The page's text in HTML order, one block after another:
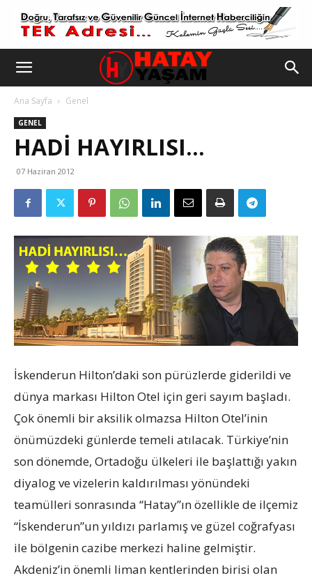
Ana Sayfa Genel
GENEL
HADI HAYIRLISI…
07 Haziran 2012
İskenderun Hilton’daki son pürüzlerde giderildi ve
dünya markası Hilton Otel için geri sayım başladı.
Çok önemli bir aksilik olmazsa Hilton Otel’inin
önümüzdeki günlerde temeli atılacak. Türkiye’nin
son dönemde, Ortadoğu ülkeleri ile başlattığı yakın
diyalog ve vizelerin kaldırılması yönündeki
teamülleri sonrasında “Hatay”ın özellikle de ilçemiz
“İskenderun”un yıldızı parlamış ve güzel coğrafyası
ile bölgenin cazibe merkezi haline gelmiştir.
Akdeniz’in önemli liman kentlerinden birisi olan